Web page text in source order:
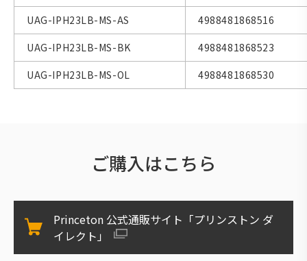
UAG-IPH23LB-MS-AS
4988481868516
UAG-IPH23LB-MS-BK
4988481868523
UAG-IPH23LB-MS-OL
4988481868530
ご購入はこちら
Princeton 公式通販サイト「プリンストン ダ
イレクト」